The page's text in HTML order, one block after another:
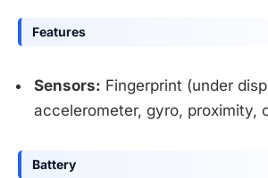
Features
Sensors: Fingerprint (under
accelerometer, gyro, proximity,
Battery